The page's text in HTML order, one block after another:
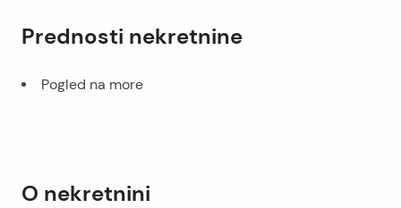
Prednosti nekretnine
Pogled na more
O nekretnini